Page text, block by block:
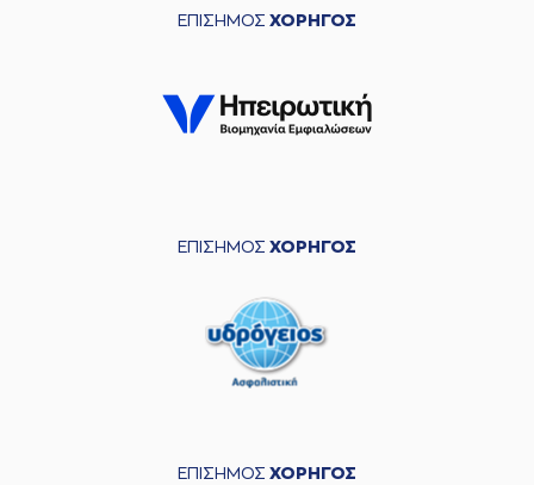
ΕΠΙΣΗΜΟΣ ΧΟΡΗΓΟΣ
ΕΠΙΣΗΜΟΣ ΧΟΡΗΓΟΣ
ΕΠΙΣΗΜΟΣ ΧΟΡΗΓΟΣ